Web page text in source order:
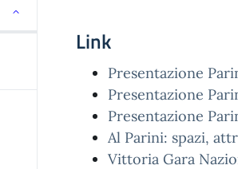
Link
Presentazione
Presentazione
Presentazione
Al Parini: spazi,
Vittoria Gara